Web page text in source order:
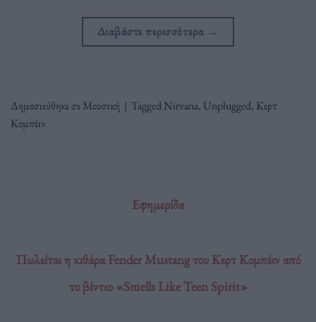
Διαβάστε περισσότερα →
Δημοσιεύθηκε σεΜουσική | TaggedNirvana, Unplugged, Κερτ
Κομπέιν
Εφημερίδα
Πωλείται η κιθάρα Fender Mustang του Κερτ Κομπέιν από
το βίντεο «Smells Like Teen Spirit»